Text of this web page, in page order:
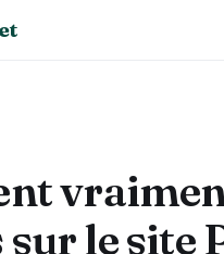
sur le site